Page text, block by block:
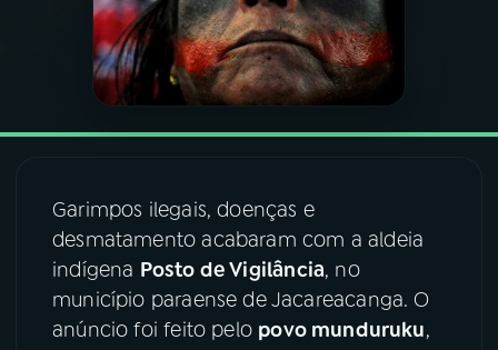
PODCASTS
VIDEOCASTS
08 FESTIVAL DE MÚSICA
ACOMPANHE A RÁDIO NACIONAL
Garimpos ilegais, doenças e
desmatamento acabaram com a aldeia
indígena Posto de Vigilância, no
município paraense de Jacareacanga. O
anúncio foi feito pelo povo munduruku,